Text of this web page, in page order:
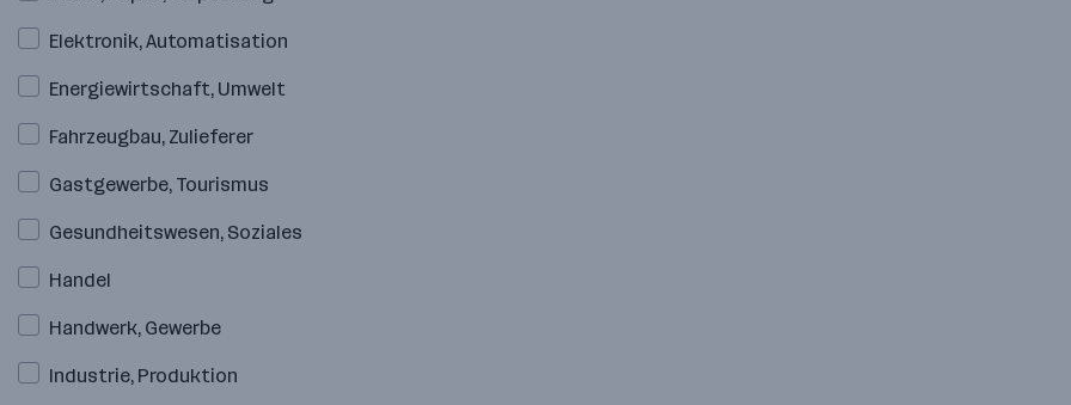
Elektronik, Automatisation
Energiewirtschaft, Umwelt
Fahrzeugbau, Zulieferer
Gastgewerbe, Tourismus
Gesundheitswesen, Soziales
Handel
Handwerk, Gewerbe
Industrie, Produktion